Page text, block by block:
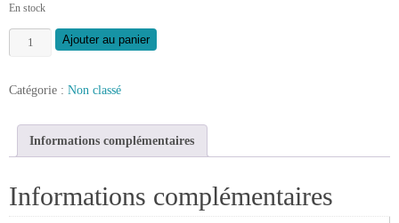
En stock
quantité
de
droite
Ajouter au panier
Catégorie : Non classé
Informations complémentaires
Informations complémentaires